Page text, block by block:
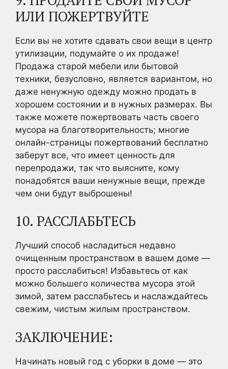
ИЛИ ПОЖЕРТВУЙТЕ
Если вы не хотите сдавать свои вещи в центр
утилизации, подумайте о их продаже!
Продажа старой мебели или бытовой
техники, безусловно, является вариантом, но
даже ненужную одежду можно продать в
хорошем состоянии и в нужных размерах. Вы
также можете пожертвовать часть своего
мусора на благотворительность; многие
онлайн-страницы пожертвований бесплатно
заберут все, что имеет ценность для
перепродажи, так что выясните, кому
понадобятся ваши ненужные вещи, прежде
чем они будут выброшены!
10. РАССЛАБЬТЕСЬ
Лучший способ насладиться недавно
очищенным пространством в вашем доме —
просто расслабиться! Избавьтесь от как
можно большего количества мусора этой
зимой, затем расслабьтесь и наслаждайтесь
свежим, чистым жилым пространством.
ЗАКЛЮЧЕНИЕ:
Начинать новый год с уборки в доме — это